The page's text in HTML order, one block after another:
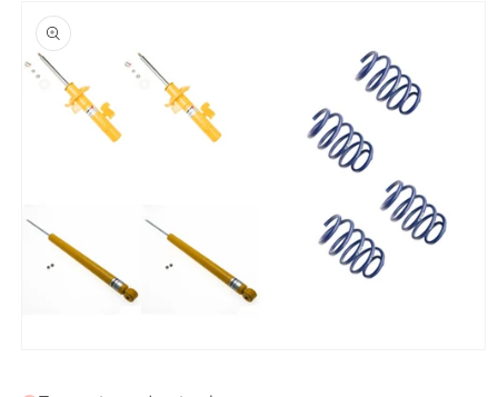
informations
produits